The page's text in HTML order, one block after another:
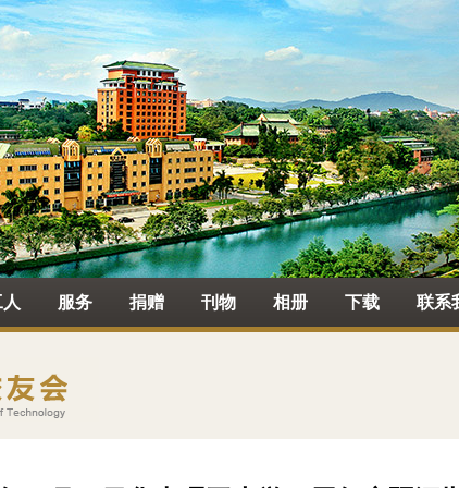
服务 捐赠 刊物 相册 下载 联系